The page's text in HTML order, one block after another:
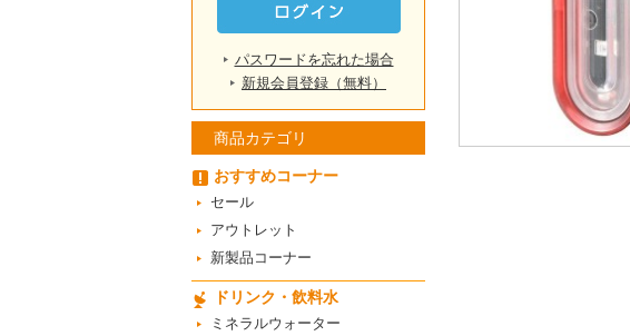
パスワードを忘れた場合
新規会員登録（無料）
商品カテゴリ
おすすめコーナー
セール
アウトレット
新製品コーナー
ドリンク・飲料水
ミネラルウォーター